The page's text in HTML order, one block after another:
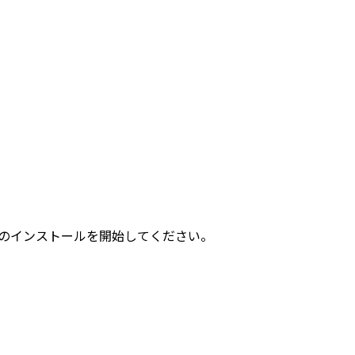
ンストールを開始してください。